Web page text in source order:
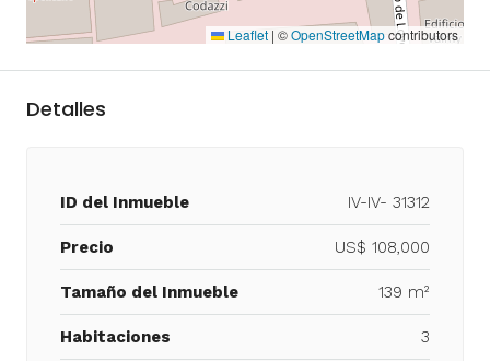
Leaflet | ©OpenStreetMapcontributors
Detalles
ID del Inmueble IV-IV- 31312
Precio US$ 108,000
Tamaño del Inmueble 139 m²
Habitaciones 3